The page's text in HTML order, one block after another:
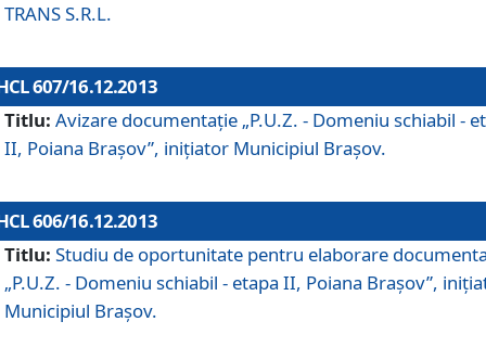
TRANS S.R.L.
607/16.12.2013
Titlu: Avizare documentaţie „P.U.Z. - Domeniu schiabil -
II, Poiana Braşov”, iniţiator Municipiul Braşov.
606/16.12.2013
Titlu: Studiu de oportunitate pentru elaborare
„P.U.Z. - Domeniu schiabil - etapa II, Poiana Braşov”,
Municipiul Braşov.